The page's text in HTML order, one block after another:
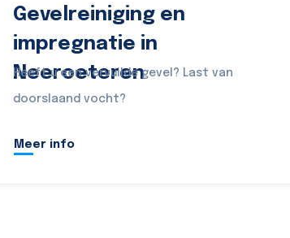
Gevelreiniging en
impregnatie in
Neeroeteren
Heeft u een vervuilde gevel? Last van
doorslaand vocht?
Meer info